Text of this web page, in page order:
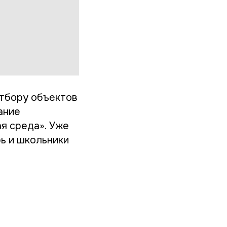
объектов
среда». Уже
и школьники